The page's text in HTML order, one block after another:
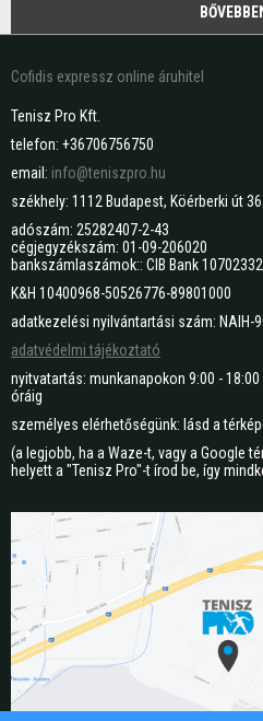
Cofidis expressz online áruhitel
Tenisz Pro Kft.
telefon: +36706756750
email: info@teniszpro.hu
székhely: 1112 Budapest, Köérberki út 36.
adószám: 25282407-2-43
cégjegyzékszám: 01-09-206020
bankszámlaszámok:: CIB Bank
K&H 10400968-50526776-89801000
adatkezelési nyilvántartási szám: NAIH-
adatvédelmi tájékoztató
nyitvatartás: munkanapokon 9:00 -
óráig
személyes elérhetőségünk: lásd a
(a legjobb, ha a Waze-t, vagy a Google
helyett a "Tenisz Pro"-t írod be, így